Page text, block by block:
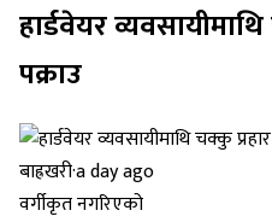
हार्डवेयर
पक्राउ
बाह्रखरी·a day ago
वर्गीकृत नगरिएको